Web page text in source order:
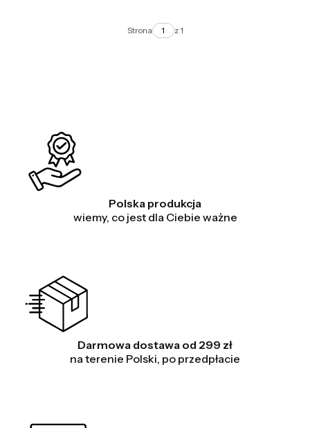
Strona z 1
Polska produkcja
wiemy, co jest dla Ciebie ważne
Darmowa dostawa od 299 zł
na terenie Polski, po przedpłacie